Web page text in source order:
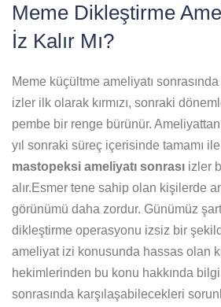
Meme Dikleştirme
İz Kalır Mı?
Meme küçültme ameliyatı
izler ilk olarak kırmızı, sonraki
pembe bir renge bürünür.
yıl sonraki süreç içerisinde tamamı
mastopeksi ameliyatı sonrası izler
alır.Esmer tene sahip olan kişilerde
görünümü daha zordur. Günümüz
dikleştirme operasyonu izsiz bir
ameliyat izi konusunda hassas olan
hekimlerinden bu konu hakkında
sonrasında karşılaşabilecekleri